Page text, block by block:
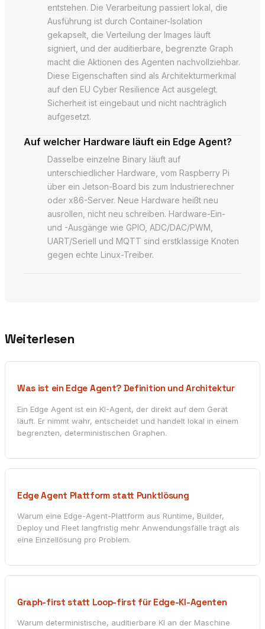
entstehen. Die Verarbeitung passiert lokal, die
Ausführung ist durch Container-Isolation
gekapselt, die Verteilung der Images läuft
signiert, und der auditierbare, begrenzte Graph
macht die Aktionen des Agenten nachvollziehbar.
Diese Eigenschaften sind als Architekturmerkmal
auf den EU Cyber Resilience Act ausgelegt.
Sicherheit ist eingebaut und nicht nachträglich
aufgesetzt.
Auf welcher Hardware läuft ein Edge Agent?
Dasselbe einzelne Binary läuft auf
unterschiedlicher Hardware, vom Raspberry Pi
über ein Jetson-Board bis zum Industrierechner
oder x86-Server. Neue Hardware heißt neu
ausrollen, nicht neu schreiben. Hardware-Ein-
und -Ausgänge wie GPIO, ADC/DAC/PWM,
UART/Seriell und MQTT sind erstklassige Knoten
gegen echte Linux-Treiber.
Weiterlesen
Was ist ein Edge Agent? Definition und Architektur
Ein Edge Agent ist ein KI-Agent, der direkt auf dem Gerät
läuft. Er nimmt wahr, entscheidet und handelt lokal in einem
begrenzten, deterministischen Graphen.
Edge Agent Plattform statt Punktlösung
Warum eine Edge-Agent-Plattform aus Runtime, Builder,
Deploy und Fleet langfristig mehr Anwendungsfälle trägt als
eine Einzellösung pro Problem.
Graph-first statt Loop-first für Edge-KI-Agenten
Warum deterministische, auditierbare KI an der Maschine